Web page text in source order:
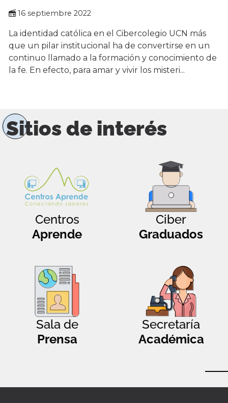
16 septiembre 2022
La identidad católica en el Cibercolegio UCN más
que un pilar institucional ha de convertirse en un
continuo llamado a la formación y conocimiento de
la fe. En efecto, para amar y vivir los misteri...
Sitios de interés
Centros
Aprende
Ciber
Graduados
Sala de
Prensa
Secretaría
Académica